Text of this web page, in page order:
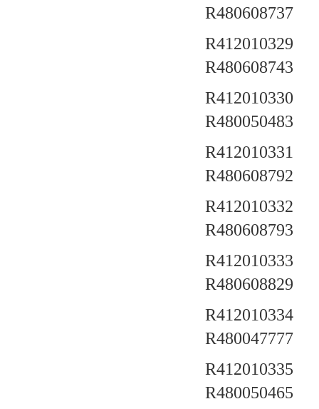
R480608737
R412010329
R480608743
R412010330
R480050483
R412010331
R480608792
R412010332
R480608793
R412010333
R480608829
R412010334
R480047777
R412010335
R480050465